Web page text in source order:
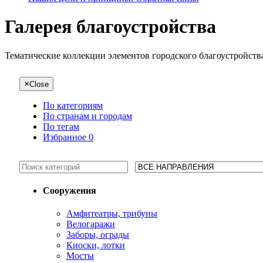
Галерея благоустройства
Тематические коллекции элементов городского
×Close
По категориям
По странам и городам
По тегам
Избранное 0
Сооружения
Амфитеатры, трибуны
Велогаражи
Заборы, ограды
Киоски, лотки
Мосты